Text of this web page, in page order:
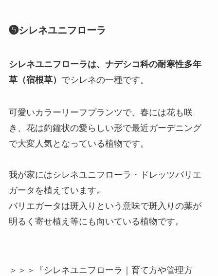
❺シレネユニフローラ
シレネユニフローラは、ナデシコ科の耐寒性多年
草（宿根草） でシレネの一種です。
可愛いカラーリーフプランツで、春には花も咲
き、花は釣鐘状の愛らしい形で最近ガーデニング
で大変人気となっている植物です。
我が家にはシレネユニフローラ・ドレッツバリエ
ガータを植えています。
バリエガータは斑入りという意味で斑入りの葉が
明るく寄せ植え等にも向いている植物です。
＞＞＞『シレネユニフローラ｜育て方や管理方